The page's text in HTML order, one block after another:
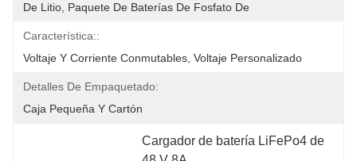
De Litio, Paquete De Baterías De Fosfato De
Característica::
Voltaje Y Corriente Conmutables, Voltaje Personalizado
Detalles De Empaquetado:
Caja Pequeña Y Cartón
Cargador de batería LiFePo4 de